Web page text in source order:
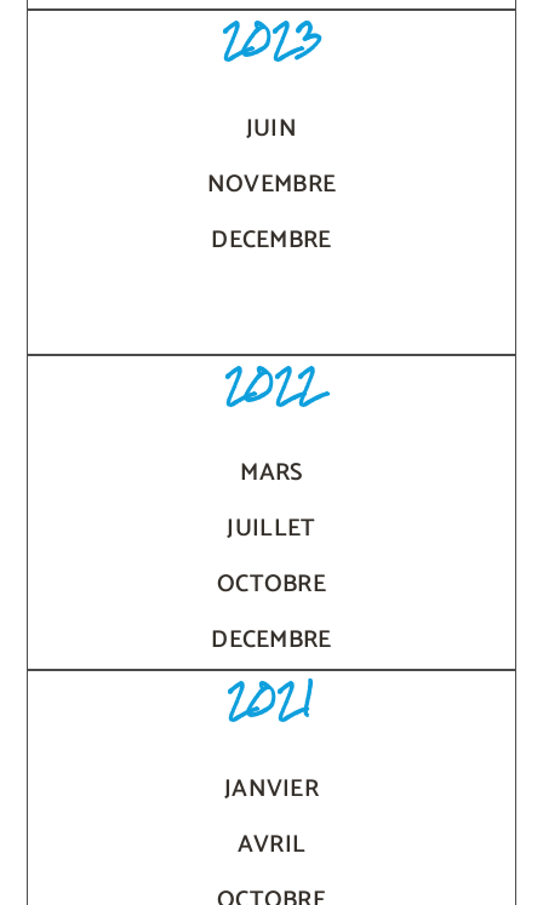
2023
JUIN
NOVEMBRE
DECEMBRE
2022
MARS
JUILLET
OCTOBRE
DECEMBRE
2021
JANVIER
AVRIL